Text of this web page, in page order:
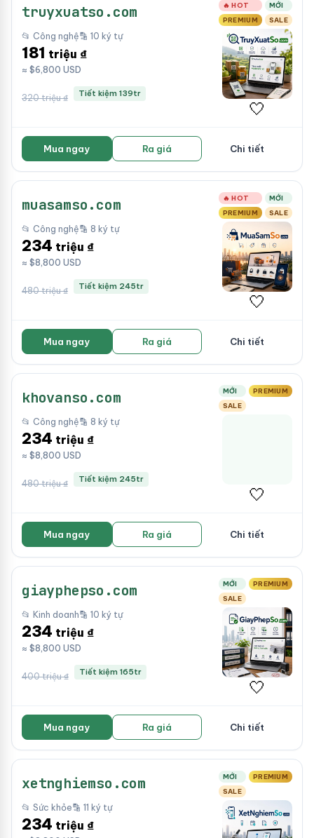
truyxuatso.com 🔥 HOT
MỚI
PREMIUM
SALE
📂 Công nghệ🔡 10 ký tự
181 triệu ₫
≈ $6,800 USD
320 triệu ₫ Tiết kiệm 139tr
🤍
Mua ngay Ra giá Chi tiết
muasamso.com 🔥 HOT
MỚI
PREMIUM
SALE
📂 Công nghệ🔡 8 ký tự
234 triệu ₫
≈ $8,800 USD
480 triệu ₫ Tiết kiệm 245tr
🤍
Mua ngay Ra giá Chi tiết
khovanso.com MỚI
PREMIUM
SALE
📂 Công nghệ🔡 8 ký tự
234 triệu ₫
≈ $8,800 USD
480 triệu ₫ Tiết kiệm 245tr
🤍
Mua ngay Ra giá Chi tiết
giayphepso.com MỚI
PREMIUM
SALE
📂 Kinh doanh🔡 10 ký tự
234 triệu ₫
≈ $8,800 USD
400 triệu ₫ Tiết kiệm 165tr
🤍
Mua ngay Ra giá Chi tiết
xetnghiemso.com MỚI
PREMIUM
SALE
📂 Sức khỏe🔡 11 ký tự
234 triệu ₫